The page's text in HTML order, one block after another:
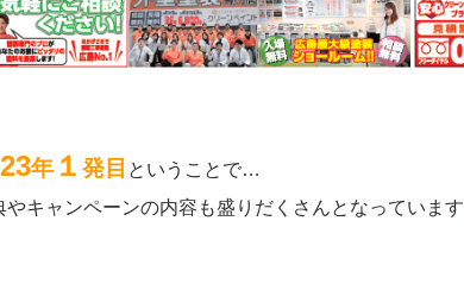
年 １ 発目 ということで…
やキャンペーンの内容も盛りだくさんとなっています